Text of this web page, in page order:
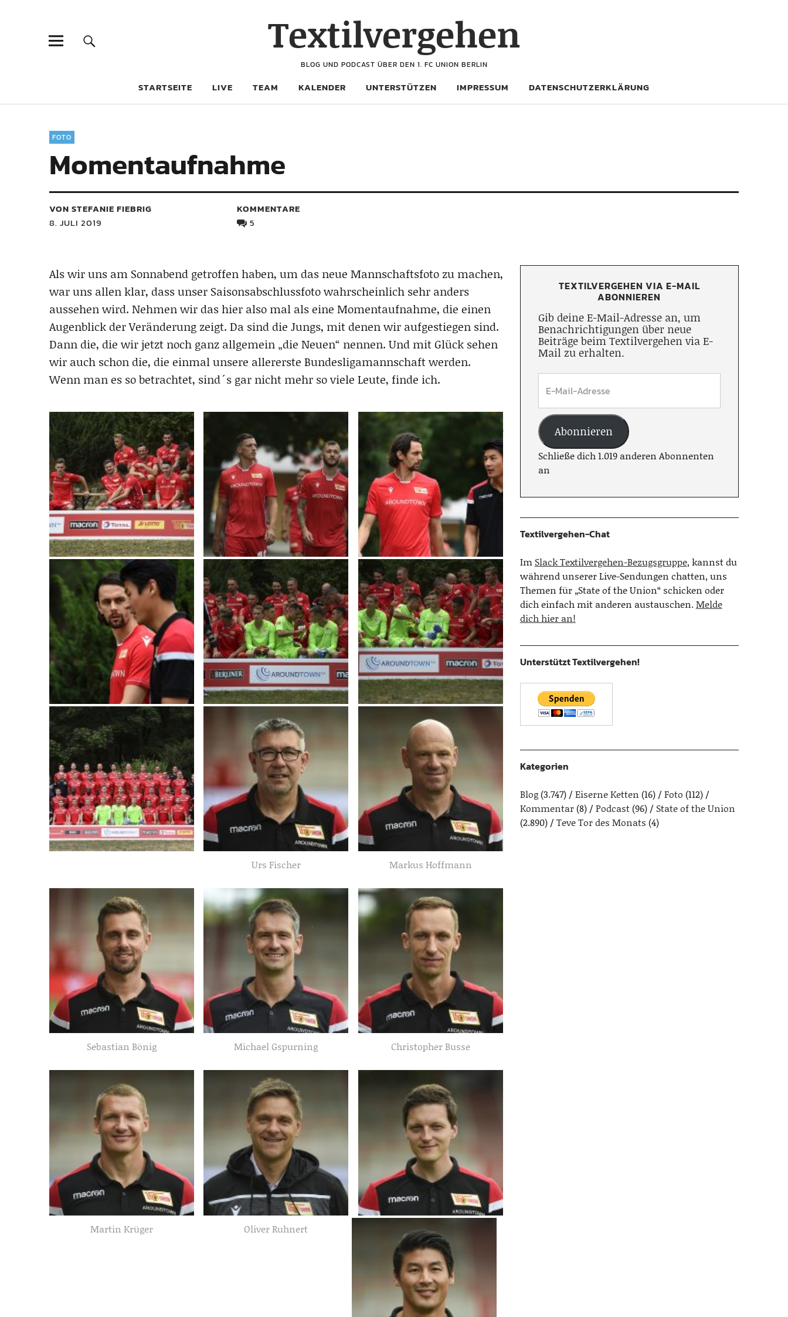
Textilvergehen
BLOG UND PODCAST ÜBER DEN 1. FC UNION BERLIN
STARTSEITE LIVE TEAM KALENDER UNTERSTÜTZEN IMPRESSUM DATENSCHUTZERKLÄRUNG
FOTO
Momentaufnahme
VON STEFANIE FIEBRIG
8. JULI 2019
KOMMENTARE
5
Als wir uns am Sonnabend getroffen haben, um das neue Mannschaftsfoto zu machen,
war uns allen klar, dass unser Saisonsabschlussfoto wahrscheinlich sehr anders
aussehen wird. Nehmen wir das hier also mal als eine Momentaufnahme, die einen
Augenblick der Veränderung zeigt. Da sind die Jungs, mit denen wir aufgestiegen sind.
Dann die, die wir jetzt noch ganz allgemein „die Neuen“ nennen. Und mit Glück sehen
wir auch schon die, die einmal unsere allererste Bundesligamannschaft werden.
Wenn man es so betrachtet, sind´s gar nicht mehr so viele Leute, finde ich.
Urs Fischer Markus Hoffmann
Sebastian Bönig Michael Gspurning Christopher Busse
Martin Krüger Oliver Ruhnert
TEXTILVERGEHEN VIA E-MAIL
ABONNIEREN
Gib deine E-Mail-Adresse an, um
Benachrichtigungen über neue
Beiträge beim Textilvergehen via E-
Mail zu erhalten.
Abonnieren
Schließe dich 1.019 anderen Abonnenten
an
Textilvergehen-Chat
Im Slack Textilvergehen-Bezugsgruppe, kannst du
während unserer Live-Sendungen chatten, uns
Themen für „State of the Union“ schicken oder
dich einfach mit anderen austauschen.Melde
dich hier an!
Unterstützt Textilvergehen!
Kategorien
Blog(3.747) Eiserne Ketten (16) Foto (112)
Kommentar(8) Podcast(96)
State of the Union
(2.890)
Teve Tor des Monats (4)